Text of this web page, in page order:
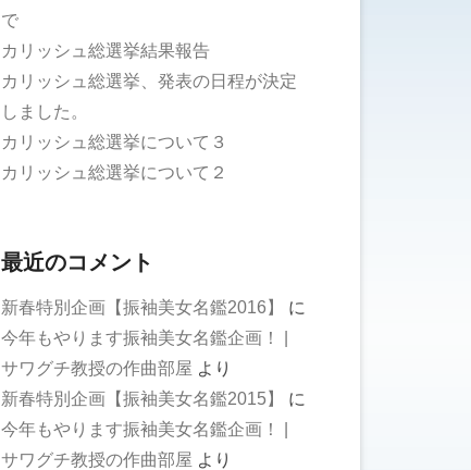
で
カリッシュ総選挙結果報告
カリッシュ総選挙、発表の日程が決定
しました。
カリッシュ総選挙について３
カリッシュ総選挙について２
最近のコメント
新春特別企画【振袖美女名鑑2016】
に
今年もやります振袖美女名鑑企画！ |
サワグチ教授の作曲部屋 より
新春特別企画【振袖美女名鑑2015】
に
今年もやります振袖美女名鑑企画！ |
サワグチ教授の作曲部屋 より